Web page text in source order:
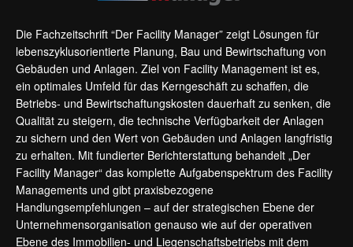
Die Fachzeitschrift “Der Facility Manager” zeigt Lösungen für
lebenszyklusorientierte Planung, Bau und Bewirtschaftung von
Gebäuden und Anlagen. Ziel von Facility Management ist es,
ein optimales Umfeld für das Kerngeschäft zu schaffen, die
Betriebs- und Bewirtschaftungskosten dauerhaft zu senken, die
Qualität zu steigern, die technische Verfügbarkeit der Anlagen
zu sichern und den Wert von Gebäuden und Anlagen langfristig
zu erhalten. Mit fundierter Berichterstattung behandelt „Der
Facility Manager“ das komplette Aufgabenspektrum des Facility
Managements und gibt praxisbezogene
Handlungsempfehlungen – auf der strategischen Ebene der
Unternehmensorganisation genauso wie auf der operativen
Ebene des Immobilien- und Liegenschaftsbetriebs mit dem